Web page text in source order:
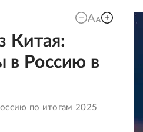
Китая:
в Россию в
по итогам 2025